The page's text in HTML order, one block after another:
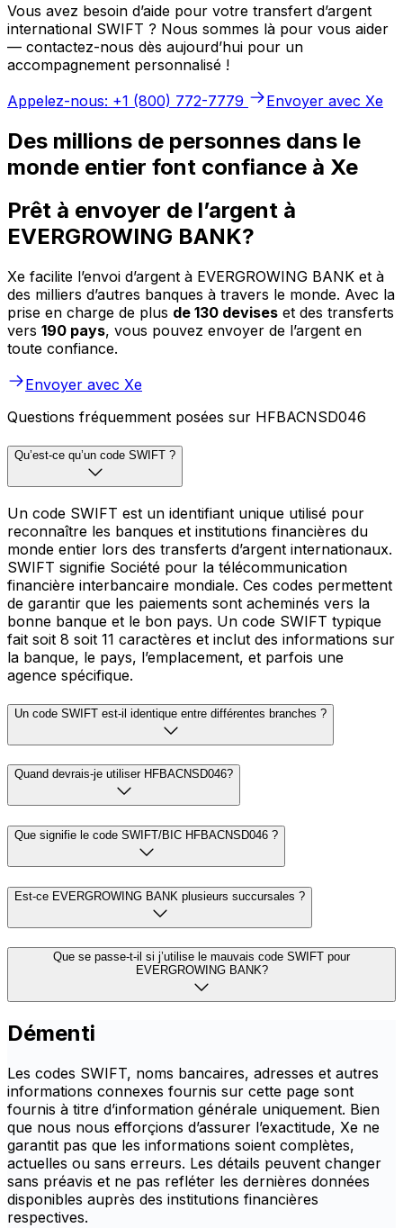
Vous avez besoin d’aide pour votre transfert d’argent
international SWIFT ? Nous sommes là pour vous aider
— contactez-nous dès aujourd’hui pour un
accompagnement personnalisé !
Appelez-nous: +1 (800) 772-7779
Envoyer avec Xe
Des millions de personnes dans le
monde entier font confiance à Xe
Prêt à envoyer de l’argent à
EVERGROWING BANK?
Xe facilite l’envoi d’argent à EVERGROWING BANK et à
des milliers d’autres banques à travers le monde. Avec la
prise en charge de plus de 130 devises et des transferts
vers 190 pays, vous pouvez envoyer de l’argent en
toute confiance.
Envoyer avec Xe
Questions fréquemment posées sur HFBACNSD046
Qu’est-ce qu’un code SWIFT ?
Un code SWIFT est un identifiant unique utilisé pour
reconnaître les banques et institutions financières du
monde entier lors des transferts d’argent internationaux.
SWIFT signifie Société pour la télécommunication
financière interbancaire mondiale. Ces codes permettent
de garantir que les paiements sont acheminés vers la
bonne banque et le bon pays. Un code SWIFT typique
fait soit 8 soit 11 caractères et inclut des informations sur
la banque, le pays, l’emplacement, et parfois une
agence spécifique.
Un code SWIFT est-il identique entre différentes branches ?
Quand devrais-je utiliser HFBACNSD046?
Que signifie le code SWIFT/BIC HFBACNSD046 ?
Est-ce EVERGROWING BANK plusieurs succursales ?
Que se passe-t-il si j’utilise le mauvais code SWIFT pour
EVERGROWING BANK?
Démenti
Les codes SWIFT, noms bancaires, adresses et autres
informations connexes fournis sur cette page sont
fournis à titre d’information générale uniquement. Bien
que nous nous efforçions d’assurer l’exactitude, Xe ne
garantit pas que les informations soient complètes,
actuelles ou sans erreurs. Les détails peuvent changer
sans préavis et ne pas refléter les dernières données
disponibles auprès des institutions financières
respectives.